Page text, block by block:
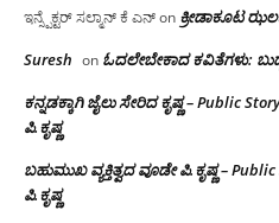
ಇನ್ಸ್ಪೆಕ್ಟರ್ ಸಲ್ಮಾನ್ ಕೆ ಎನ್on ಕ್ರೀಡಾಕೂಟ
Suresh on ಓದಲೇಬೇಕಾದ‌ ಕವಿತೆಗಳು:
ಕನ್ನಡಕ್ಕಾಗಿ ಜೈಲು ಸೇರಿದ ಕೃಷ್ಣ – Public Story
ಪಿ.ಕೃಷ್ಣ
ಬಹುಮುಖ ವ್ಯಕ್ತಿತ್ವದ ವೂಡೇ ಪಿ.ಕೃಷ್ಣ –
ಪಿ.ಕೃಷ್ಣ